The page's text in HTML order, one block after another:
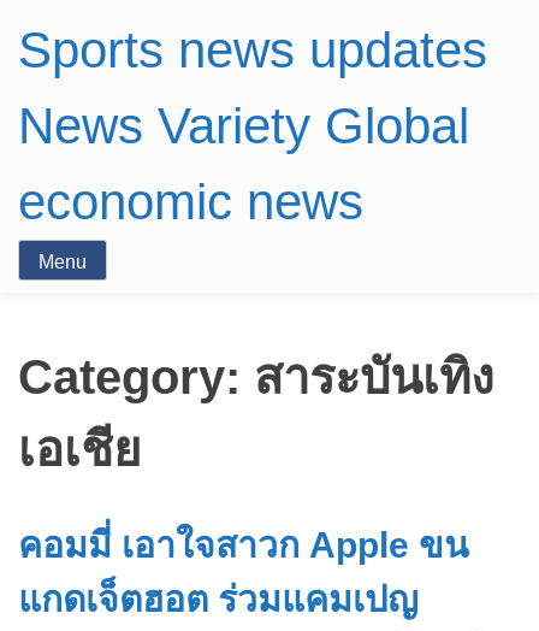
Sports news updates
News Variety Global
economic news
Menu
Category: สาระบันเทิง
เอเชีย
คอมมี่ เอาใจสาวก Apple ขน
แกดเจ็ตฮอต ร่วมแคมเปญ